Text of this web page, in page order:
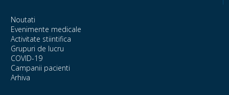
Noutati
Evenimente medicale
Activitate stiintifica
Grupuri de lucru
COVID-19
Campanii pacienti
Arhiva